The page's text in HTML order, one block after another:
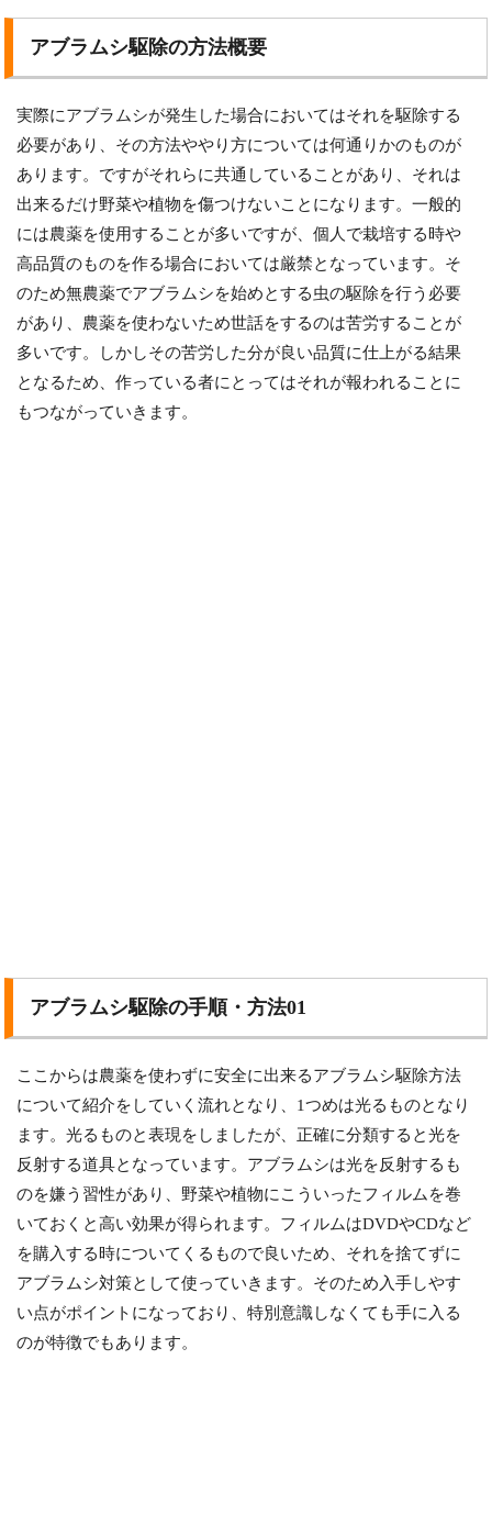
アブラムシ駆除の方法概要
実際にアブラムシが発生した場合においてはそれを駆除する
必要があり、その方法ややり方については何通りかのものが
あります。ですがそれらに共通していることがあり、それは
出来るだけ野菜や植物を傷つけないことになります。一般的
には農薬を使用することが多いですが、個人で栽培する時や
高品質のものを作る場合においては厳禁となっています。そ
のため無農薬でアブラムシを始めとする虫の駆除を行う必要
があり、農薬を使わないため世話をするのは苦労することが
多いです。しかしその苦労した分が良い品質に仕上がる結果
となるため、作っている者にとってはそれが報われることに
もつながっていきます。
アブラムシ駆除の手順・方法01
ここからは農薬を使わずに安全に出来るアブラムシ駆除方法
について紹介をしていく流れとなり、1つめは光るものとなり
ます。光るものと表現をしましたが、正確に分類すると光を
反射する道具となっています。アブラムシは光を反射するも
のを嫌う習性があり、野菜や植物にこういったフィルムを巻
いておくと高い効果が得られます。フィルムはDVDやCDなど
を購入する時についてくるもので良いため、それを捨てずに
アブラムシ対策として使っていきます。そのため入手しやす
い点がポイントになっており、特別意識しなくても手に入る
のが特徴でもあります。